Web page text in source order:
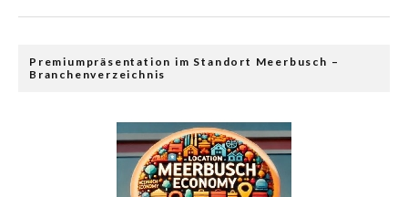
Premiumpräsentation im Standort Meerbusch –
Branchenverzeichnis